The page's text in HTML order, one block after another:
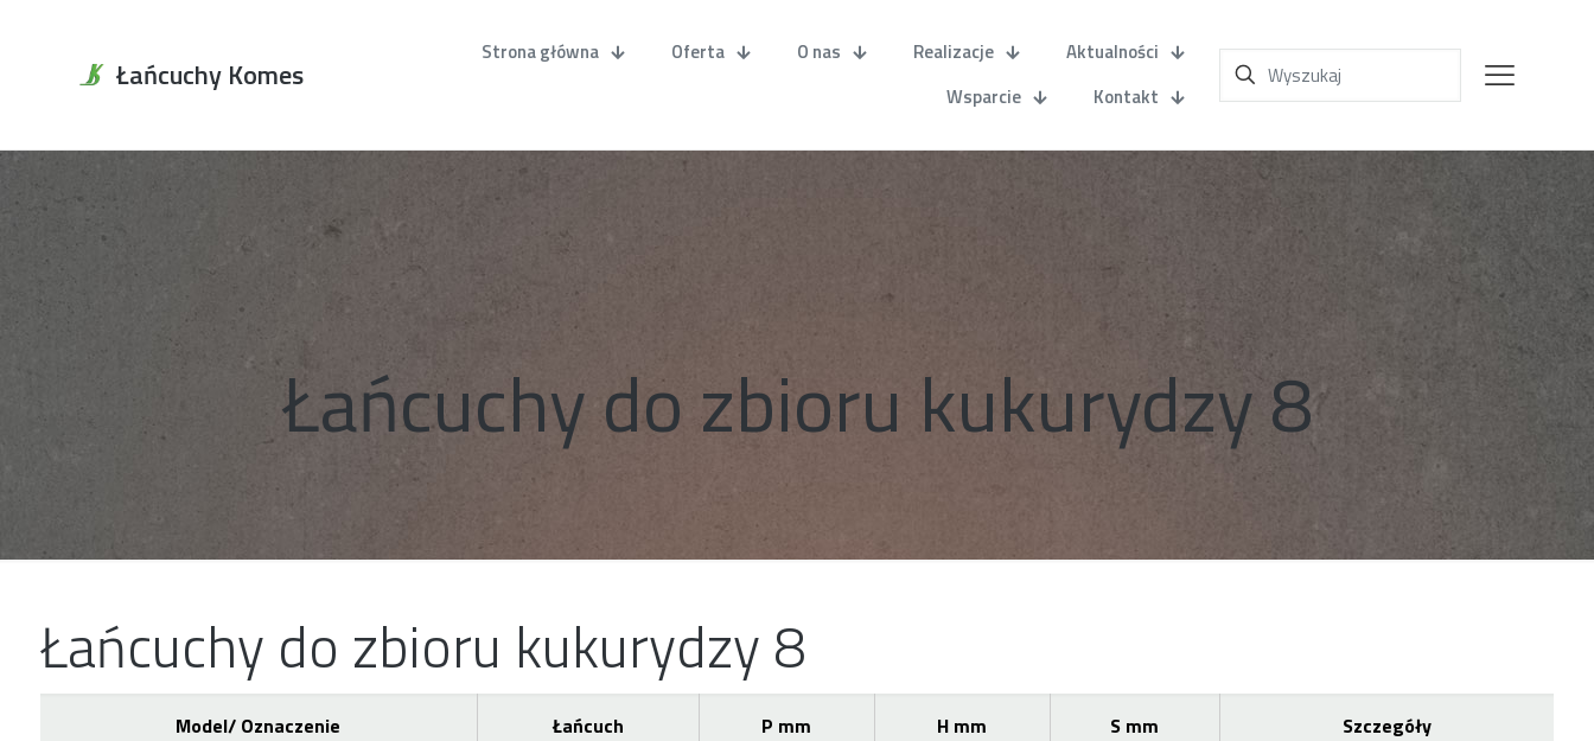
Łańcuchy Komes
Strona główna Oferta O nas Realizacje
Aktualności
Wsparcie
Kontakt
Łańcuchy do zbioru kukurydzy 8
Łańcuchy do zbioru kukurydzy 8
Model/ Oznaczenie Łańcuch P mm H mm S mm Szczegóły